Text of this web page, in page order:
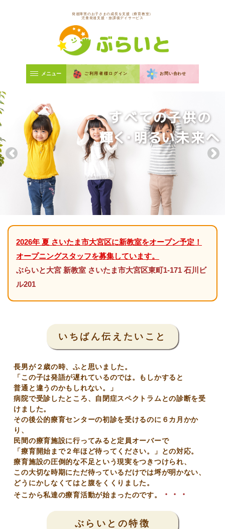
発達障害のお子さまの成長を支援（療育教室）
児童発達支援・放課後デイサービス
メニュー ご利用者様ログイン お問い合わせ
すべての子供の
輝く・明るい未来へ
2026年 夏 さいたま市大宮区に新教室をオープン予定！
オープニングスタッフを募集しています。
ぶらいと大宮 新教室 さいたま市大宮区東町1-171 石川ビ
ル201
いちばん伝えたいこと
長男が２歳の時、ふと思いました。
「この子は発語が遅れているのでは。もしかすると
普通と違うのかもしれない。」
病院で受診したところ、自閉症スペクトラムとの診断を受
けました。
その後公的療育センターの初診を受けるのに６カ月かか
り、
民間の療育施設に行ってみると定員オーバーで
「療育開始まで２年ほど待ってください。」との対応。
療育施設の圧倒的な不足という現実をつきつけられ、
この大切な時期にただ待っているだけでは埒が明かない、
どうにかしなくてはと腹をくくりました。
そこから私達の療育活動が始まったのです。
・・・
ぶらいとの特徴